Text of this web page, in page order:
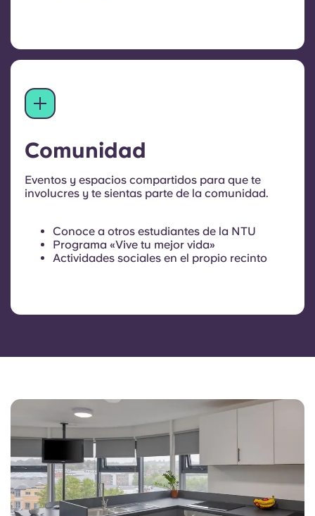
Comunidad
Eventos y espacios compartidos para que te
involucres y te sientas parte de la comunidad.
Conoce a otros estudiantes de la NTU
Programa «Vive tu mejor vida»
Actividades sociales en el propio recinto